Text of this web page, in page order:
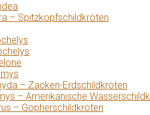
– Spitzkopfschildkröten
– Zacken-Erdschildkröten
– Amerikanische
– Gopherschildkröten